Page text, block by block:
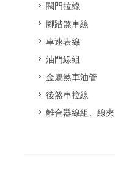
閥門拉線
腳踏煞車線
車速表線
油門線組
金屬煞車油管
後煞車拉線
離合器線組、線夾